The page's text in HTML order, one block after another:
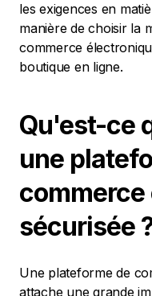
les exigences en
manière de choisir la
commerce
boutique en ligne.
Qu'est-ce
une
sécurisée
Une plateforme de
attache une grande